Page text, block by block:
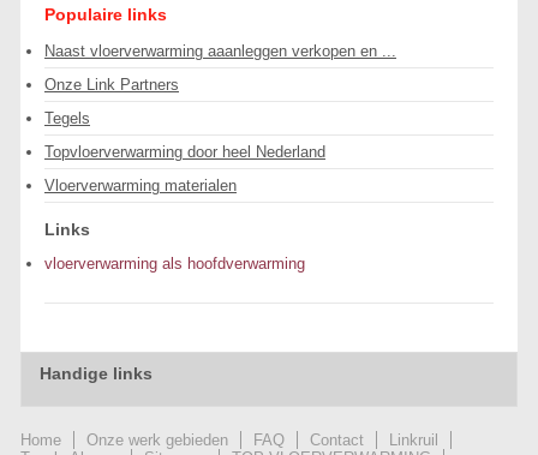
Populaire links
Naast vloerverwarming aaanleggen verkopen en ...
Onze Link Partners
Tegels
Topvloerverwarming door heel Nederland
Vloerverwarming materialen
Links
vloerverwarming als hoofdverwarming
Handige links
Home Onze werk gebieden FAQ Contact
Linkruil